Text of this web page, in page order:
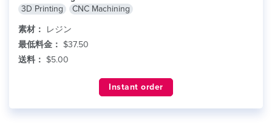
3D Printing
CNC Machining
素材：
レジン
最低料金： $37.50
送料： $5.00
Instant order